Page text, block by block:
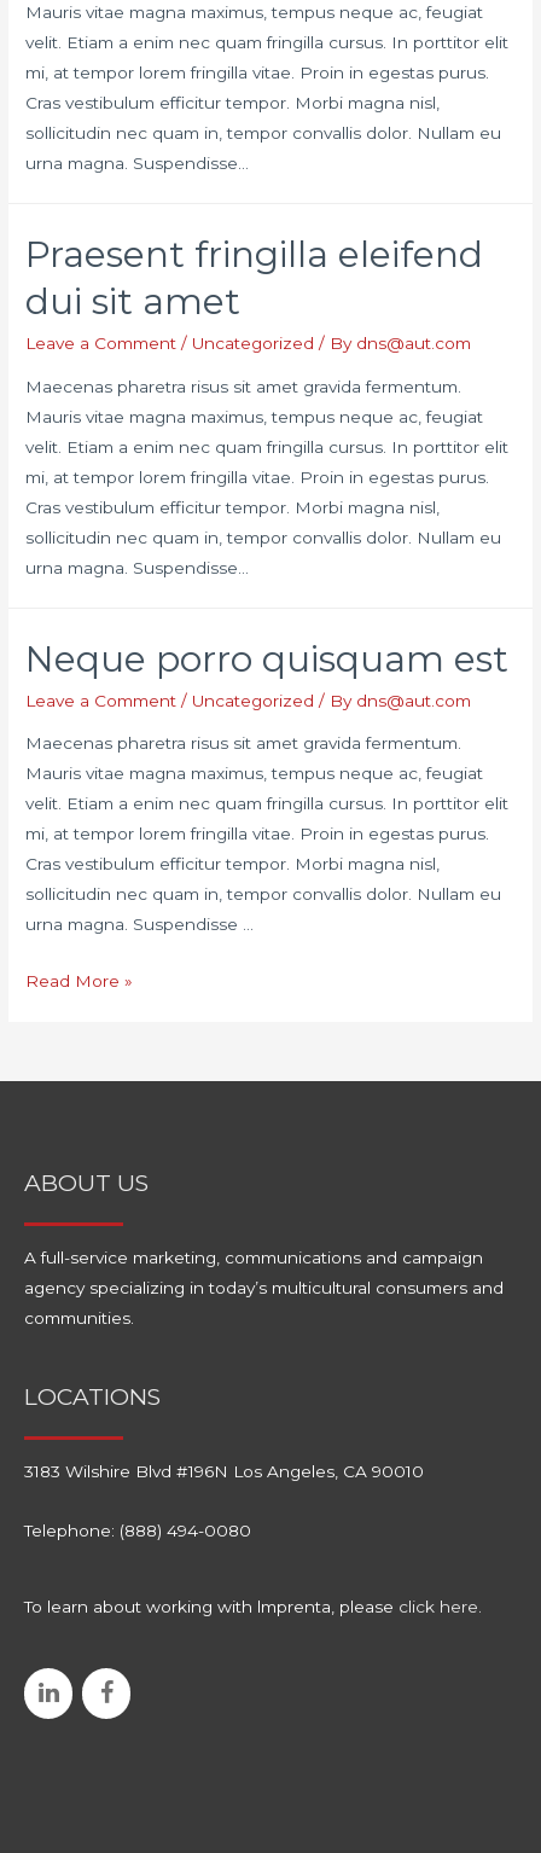
Mauris vitae magna maximus, tempus neque ac, feugiat
velit. Etiam a enim nec quam fringilla cursus. In porttitor elit
mi, at tempor lorem fringilla vitae. Proin in egestas purus.
Cras vestibulum efficitur tempor. Morbi magna nisl,
sollicitudin nec quam in, tempor convallis dolor. Nullam eu
urna magna. Suspendisse…
Praesent fringilla eleifend
dui sit amet
Leave a Comment / Uncategorized / By dns@aut.com
Maecenas pharetra risus sit amet gravida fermentum.
Mauris vitae magna maximus, tempus neque ac, feugiat
velit. Etiam a enim nec quam fringilla cursus. In porttitor elit
mi, at tempor lorem fringilla vitae. Proin in egestas purus.
Cras vestibulum efficitur tempor. Morbi magna nisl,
sollicitudin nec quam in, tempor convallis dolor. Nullam eu
urna magna. Suspendisse…
Neque porro quisquam est
Leave a Comment / Uncategorized / By dns@aut.com
Maecenas pharetra risus sit amet gravida fermentum.
Mauris vitae magna maximus, tempus neque ac, feugiat
velit. Etiam a enim nec quam fringilla cursus. In porttitor elit
mi, at tempor lorem fringilla vitae. Proin in egestas purus.
Cras vestibulum efficitur tempor. Morbi magna nisl,
sollicitudin nec quam in, tempor convallis dolor. Nullam eu
urna magna. Suspendisse …
Read More »
ABOUT US
A full-service marketing, communications and campaign
agency specializing in today’s multicultural consumers and
communities.
LOCATIONS​
3183 Wilshire Blvd #196N Los Angeles, CA 90010
Telephone: (888) 494-0080
To learn about working with lmprenta, please click here.